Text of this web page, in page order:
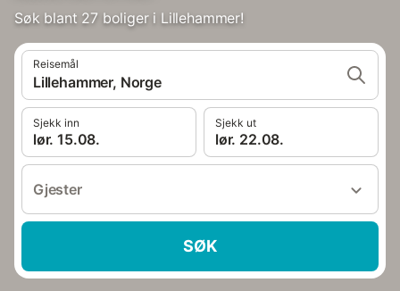
Søk blant 27 boliger i Lillehammer!
Reisemål
Lillehammer, Norge
Sjekk inn
lør. 15.08.
Sjekk ut
lør. 22.08.
Gjester
SØK